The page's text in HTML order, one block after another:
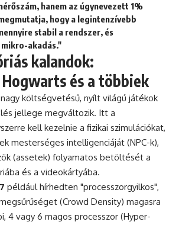
hanem az úgynevezett 1%
hogy a legintenzívebb
stabil a rendszer, és
akadás."
kalandok:
és a többiek
költségvetésű, nyílt világú játékok
jellege megváltozik. Itt a
kell kezelnie a fizikai szimulációkat,
mesterséges intelligenciáját (NPC-k),
(assetek) folyamatos betöltését a
és a videokártyába.
például hírhedten "processzorgyilkos",
(Crowd Density) magasra
4 vagy 6 magos processzor (Hyper-